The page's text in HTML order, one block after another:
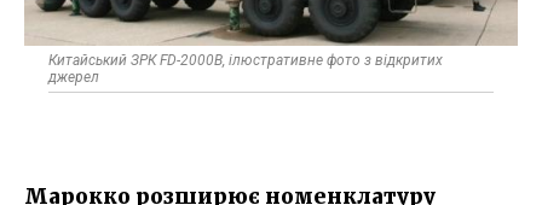
Китайський ЗРК FD-2000B, ілюстративне фото з відкритих
джерел
Марокко розширює номенклатуру